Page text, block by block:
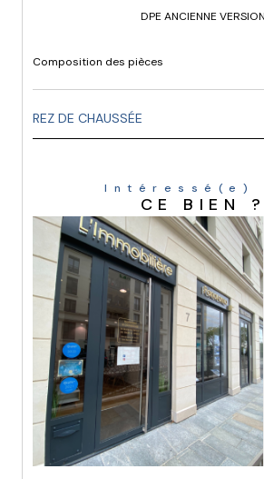
DPE ANCIENNE VERSION
Composition des pièces
REZ DE CHAUSSÉE
Intéressé(e)
CE BIEN ?